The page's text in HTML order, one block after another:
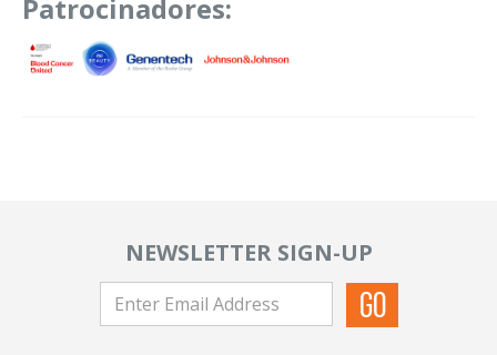
Patrocinadores:
NEWSLETTER SIGN-UP